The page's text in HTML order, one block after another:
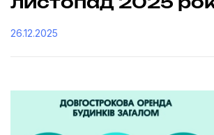
листопад 2025
26.12.2025